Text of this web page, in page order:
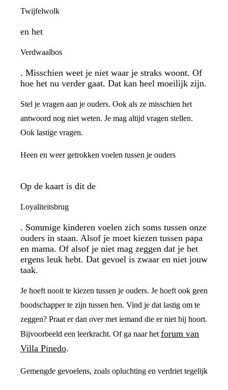
Twijfelwolk
en het
Verdwaalbos
. Misschien weet je niet waar je straks woont. Of
hoe het nu verder gaat. Dat kan heel moeilijk zijn.
Stel je vragen aan je ouders. Ook als ze misschien het
antwoord nog niet weten. Je mag altijd vragen stellen.
Ook lastige vragen.
Heen en weer getrokken voelen tussen je ouders
Op de kaart is dit de
Loyaliteitsbrug
. Sommige kinderen voelen zich soms tussen onze
ouders in staan. Alsof je moet kiezen tussen papa
en mama. Of alsof je niet mag zeggen dat je het
ergens leuk hebt. Dat gevoel is zwaar en niet jouw
taak.
Je hoeft nooit te kiezen tussen je ouders. Je hoeft ook geen
boodschapper te zijn tussen hen. Vind je dat lastig om te
zeggen? Praat er dan over met iemand die er niet bij hoort.
Bijvoorbeeld een leerkracht. Of ga naar het forum van
Villa Pinedo.
Gemengde gevoelens, zoals opluchting en verdriet tegelijk